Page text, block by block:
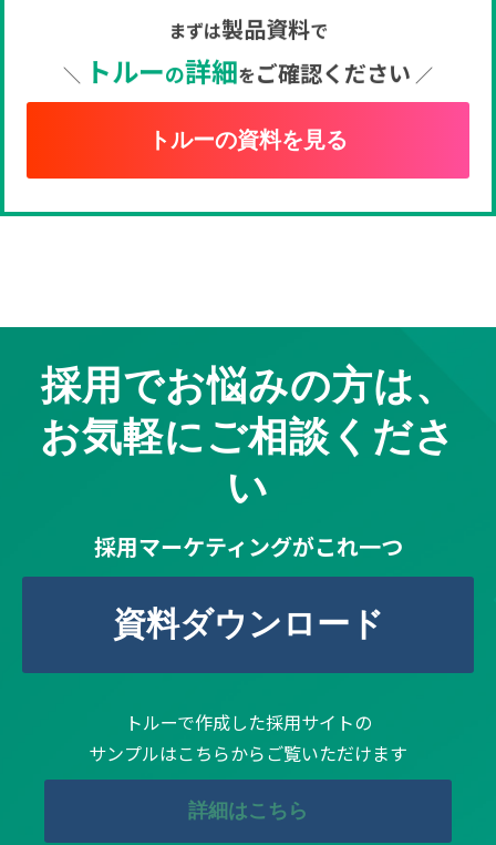
まずは製品資料で
＼ トルーの詳細をご確認ください ／
トルーの資料を見る
採用でお悩みの方は、
お気軽にご相談くださ
い
採用マーケティングがこれ一つ
資料ダウンロード
トルーで作成した採用サイトの
サンプルはこちらからご覧いただけます
詳細はこちら